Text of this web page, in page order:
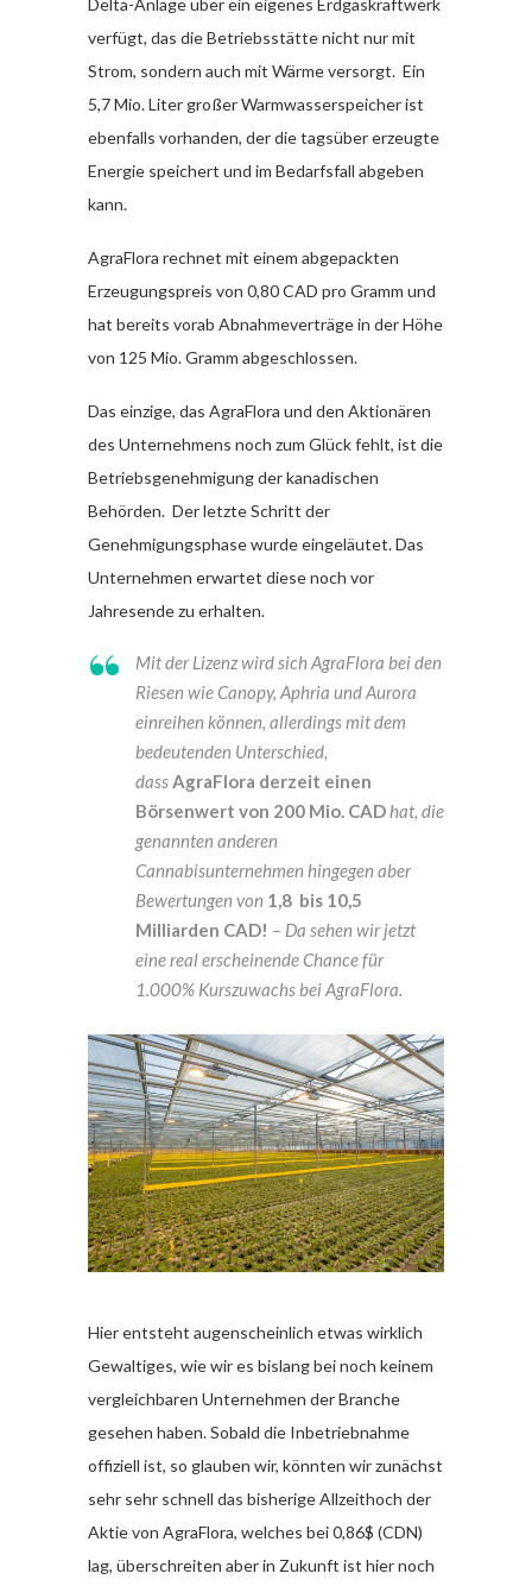
verfügt, das die Betriebsstätte nicht nur mit
Strom, sondern auch mit Wärme versorgt. Ein
5,7 Mio. Liter großer Warmwasserspeicher ist
ebenfalls vorhanden, der die tagsüber erzeugte
Energie speichert und im Bedarfsfall abgeben
kann.
AgraFlora rechnet mit einem abgepackten
Erzeugungspreis von 0,80 CAD pro Gramm und
hat bereits vorab Abnahmeverträge in der Höhe
von 125 Mio. Gramm abgeschlossen.
Das einzige, das AgraFlora und den Aktionären
des Unternehmens noch zum Glück fehlt, ist die
Betriebsgenehmigung der kanadischen
Behörden. Der letzte Schritt der
Genehmigungsphase wurde eingeläutet. Das
Unternehmen erwartet diese noch vor
Jahresende zu erhalten.
Mit der Lizenz wird sich AgraFlora bei den
Riesen wie Canopy, Aphria und Aurora
einreihen können, allerdings mit dem
bedeutenden Unterschied,
dassAgraFlora derzeit einen
Börsenwert von 200 Mio. CADhat, die
genannten anderen
Cannabisunternehmen hingegen aber
Bewertungen von 1,8 bis 10,5
Milliarden CAD! – Da sehen wir jetzt
eine real erscheinende Chance für
1.000% Kurszuwachs bei AgraFlora.
Hier entsteht augenscheinlich etwas wirklich
Gewaltiges, wie wir es bislang bei noch keinem
vergleichbaren Unternehmen der Branche
gesehen haben. Sobald die Inbetriebnahme
offiziell ist, so glauben wir, könnten wir zunächst
sehr sehr schnell das bisherige Allzeithoch der
Aktie von AgraFlora, welches bei 0,86$ (CDN)
lag, überschreiten aber in Zukunft ist hier noch